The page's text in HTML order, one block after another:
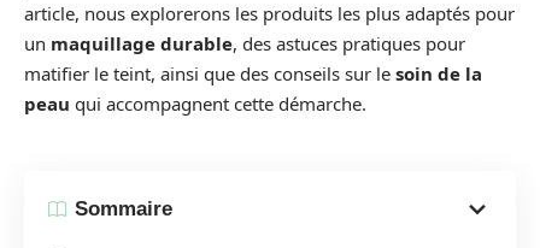
article, nous explorerons les produits les plus adaptés pour
un maquillage durable, des astuces pratiques pour
matifier le teint, ainsi que des conseils sur le soin de la
peau qui accompagnent cette démarche.
Sommaire